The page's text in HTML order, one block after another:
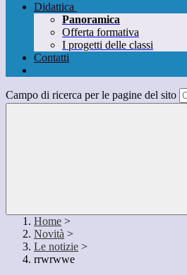
Didattica
Panoramica
Offerta formativa
I progetti delle classi
Contatti
Campo di ricerca per le pagine del sito
Home >
Novità >
Le notizie >
rrwrwwe